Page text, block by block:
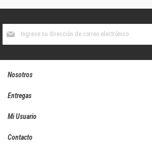
boletín
Nosotros
Entregas
Mi Usuario
Contacto